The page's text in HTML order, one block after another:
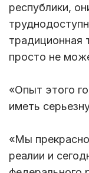
республики,
традиционная
просто не
«Опыт этого
иметь
«Мы
реалии и